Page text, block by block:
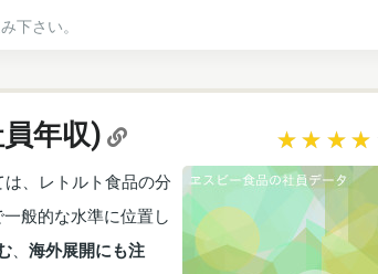
下さい。
年収)
、レトルト食品の分
般的な水準に位置し
、 海外展開にも注